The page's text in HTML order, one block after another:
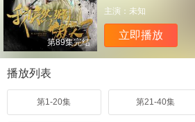
第89集完结
主演： 未知
立即播放
播放列表
第1-20集 第21-40集